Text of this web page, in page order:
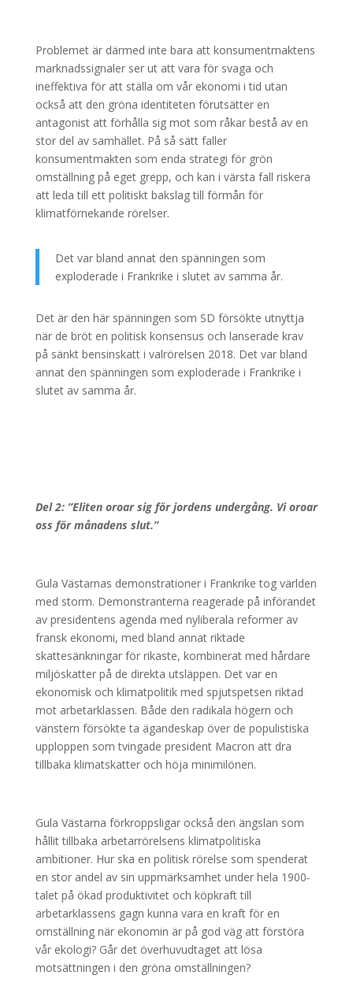
Problemet är därmed inte bara att konsumentmaktens
marknadssignaler ser ut att vara för svaga och
ineffektiva för att ställa om vår ekonomi i tid utan
också att den gröna identiteten förutsätter en
antagonist att förhålla sig mot som råkar bestå av en
stor del av samhället. På så sätt faller
konsumentmakten som enda strategi för grön
omställning på eget grepp, och kan i värsta fall riskera
att leda till ett politiskt bakslag till förmån för
klimatförnekande rörelser.
Det var bland annat den spänningen som
exploderade i Frankrike i slutet av samma år.
Det är den här spänningen som SD försökte utnyttja
när de bröt en politisk konsensus och lanserade krav
på sänkt bensinskatt i valrörelsen 2018. Det var bland
annat den spänningen som exploderade i Frankrike i
slutet av samma år.
Del 2: ”Eliten oroar sig för jordens undergång. Vi oroar
oss för månadens slut.”
Gula Västarnas demonstrationer i Frankrike tog världen
med storm. Demonstranterna reagerade på införandet
av presidentens agenda med nyliberala reformer av
fransk ekonomi, med bland annat riktade
skattesänkningar för rikaste, kombinerat med hårdare
miljöskatter på de direkta utsläppen. Det var en
ekonomisk och klimatpolitik med spjutspetsen riktad
mot arbetarklassen. Både den radikala högern och
vänstern försökte ta ägandeskap över de populistiska
upploppen som tvingade president Macron att dra
tillbaka klimatskatter och höja minimilönen.
Gula Västarna förkroppsligar också den ängslan som
hållit tillbaka arbetarrörelsens klimatpolitiska
ambitioner. Hur ska en politisk rörelse som spenderat
en stor andel av sin uppmärksamhet under hela 1900-
talet på ökad produktivitet och köpkraft till
arbetarklassens gagn kunna vara en kraft för en
omställning när ekonomin är på god väg att förstöra
vår ekologi? Går det överhuvudtaget att lösa
motsättningen i den gröna omställningen?